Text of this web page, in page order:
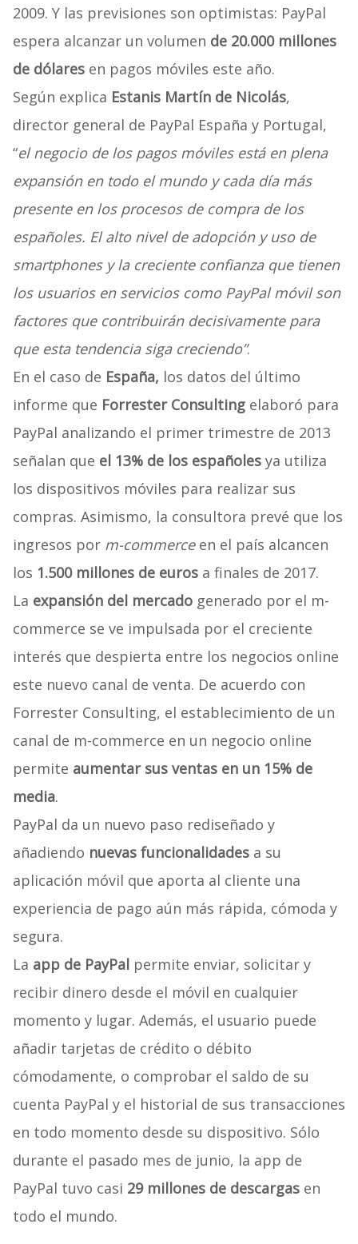
2009. Y las previsiones son optimistas: PayPal
espera alcanzar un volumen de 20.000 millones
de dólaresen pagos móviles este año.
Según explica Estanis Martín de Nicolás,
director general de PayPal España y Portugal,
“el negocio de los pagos móviles está en plena
expansión en todo el mundo y cada día más
presente en los procesos de compra de los
españoles. El alto nivel de adopción y uso de
smartphones y la creciente confianza que tienen
los usuarios en servicios como PayPal móvil son
factores que contribuirán decisivamente para
que esta tendencia siga creciendo”.
En el caso de España, los datos del último
informe que Forrester Consultingelaboró para
PayPal analizando el primer trimestre de 2013
señalan que el 13% de los españolesya utiliza
los dispositivos móviles para realizar sus
compras. Asimismo, la consultora prevé que los
ingresos por m-commerceen el país alcancen
los 1.500 millones de eurosa finales de 2017.
La expansión del mercadogenerado por el m-
commerce se ve impulsada por el creciente
interés que despierta entre los negocios online
este nuevo canal de venta. De acuerdo con
Forrester Consulting, el establecimiento de un
canal de m-commerce en un negocio online
permite aumentar sus ventas en un 15% de
media.
PayPal da un nuevo paso rediseñado y
añadiendo nuevas funcionalidadesa su
aplicación móvil que aporta al cliente una
experiencia de pago aún más rápida, cómoda y
segura.
La app de PayPalpermite enviar, solicitar y
recibir dinero desde el móvil en cualquier
momento y lugar. Además, el usuario puede
añadir tarjetas de crédito o débito
cómodamente, o comprobar el saldo de su
cuenta PayPal y el historial de sus transacciones
en todo momento desde su dispositivo. Sólo
durante el pasado mes de junio, la app de
PayPal tuvo casi 29 millones de descargas en
todo el mundo.